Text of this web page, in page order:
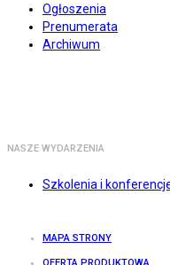
Ogłoszenia
Prenumerata
Archiwum
NASZE WYDARZENIA
Szkolenia i
MAPA STRONY